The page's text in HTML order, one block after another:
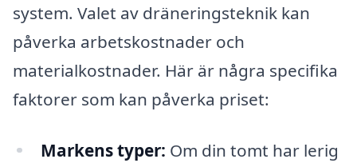
system. Valet av dräneringsteknik kan
påverka arbetskostnader och
materialkostnader. Här är några specifika
faktorer som kan påverka priset:
Markens typer: Om din tomt har lerig